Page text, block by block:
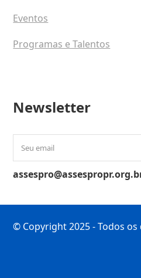
Eventos
Programas e Talentos
Newsletter
email
© Copyright 2025 - Todos